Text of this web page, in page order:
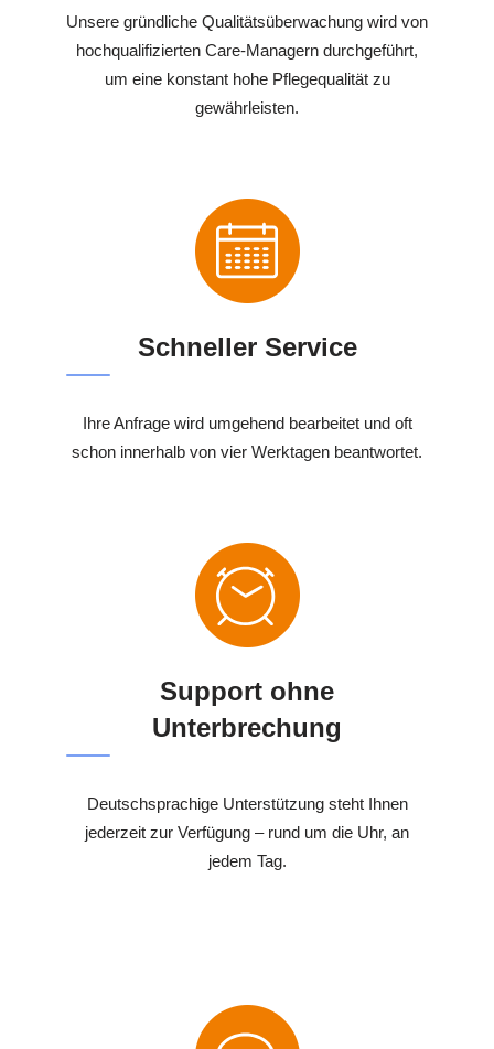
Unsere gründliche Qualitätsüberwachung wird von
hochqualifizierten Care-Managern durchgeführt,
um eine konstant hohe Pflegequalität zu
gewährleisten.
Schneller Service
Ihre Anfrage wird umgehend bearbeitet und oft
schon innerhalb von vier Werktagen beantwortet.
Support ohne
Unterbrechung
Deutschsprachige Unterstützung steht Ihnen
jederzeit zur Verfügung – rund um die Uhr, an
jedem Tag.